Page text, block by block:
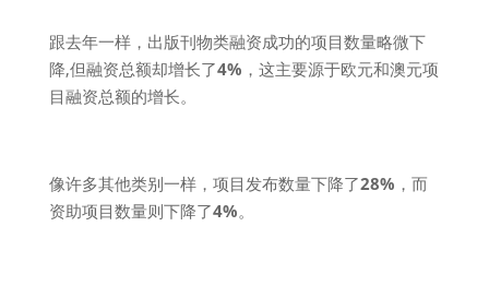
跟去年一样，出版刊物类融资成功的项目数量略微下
降,但融资总额却增长了4% ，这主要源于欧元和澳元项
目融资总额的增长。
像许多其他类别一样，项目发布数量下降了28% ，而
资助项目数量则下降了4%。